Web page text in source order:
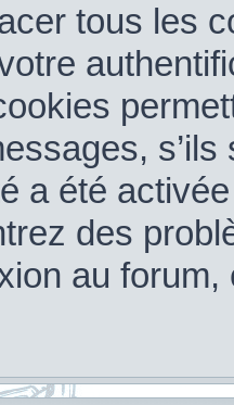
tous les
a été
des
au